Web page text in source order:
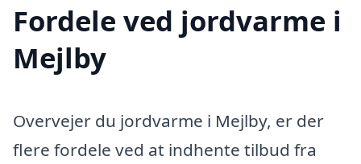
Fordele ved jordvarme i
Mejlby
Overvejer du jordvarme i Mejlby, er der
flere fordele ved at indhente tilbud fra